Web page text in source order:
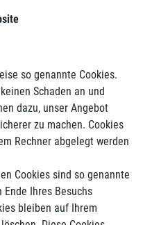
so genannte Cookies.
Schaden an und
dazu, unser Angebot
zu machen. Cookies
Rechner abgelegt werden
Cookies sind so genannte
Ende Ihres Besuchs
bleiben auf Ihrem